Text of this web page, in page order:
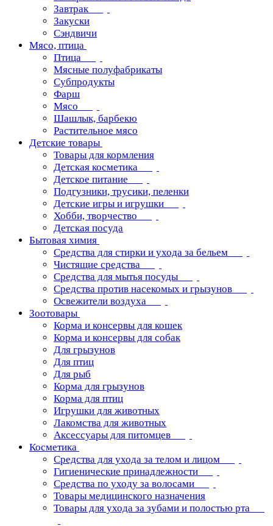
Завтрак
Закуски
Сэндвичи
Мясо, птица
Птица
Мясные полуфабрикаты
Субпродукты
Фарш
Мясо
Шашлык, барбекю
Растительное мясо
Детские товары
Товары для кормления
Детская косметика
Детское питание
Подгузники, трусики, пеленки
Детские игры и игрушки
Хобби, творчество
Детская посуда
Бытовая химия
Средства для стирки и ухода за бельем
Чистящие средства
Средства для мытья посуды
Средства против насекомых и грызунов
Освежители воздуха
Зоотовары
Корма и консервы для кошек
Корма и консервы для собак
Для грызунов
Для птиц
Для рыб
Корма для грызунов
Корма для птиц
Игрушки для животных
Лакомства для животных
Аксессуары для питомцев
Косметика
Средства для ухода за телом и лицом
Гигиенические принадлежности
Средства по уходу за волосами
Товары медицинского назначения
Товары для ухода за зубами и полостью рта